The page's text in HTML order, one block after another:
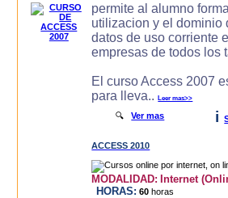
permite al alumno
utilizacion y el dominio
datos de uso corriente
empresas de todos los
El curso Access 2007
para lleva..Leer mas>>
🔍Ver mas i
ACCESS 2010
MODALIDAD: Internet
HORAS: 60 horas